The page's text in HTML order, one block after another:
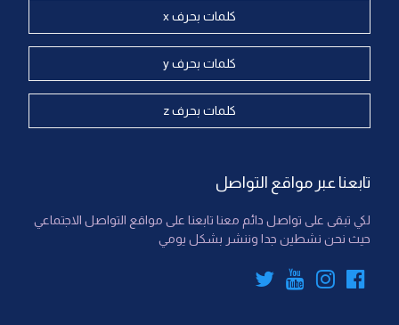
كلمات بحرف x
كلمات بحرف y
كلمات بحرف z
تابعنا عبر مواقع التواصل
لكي تبقى على تواصل دائم معنا تابعنا على مواقع التواصل الاجتماعي
حيث نحن نشطين جدا وننشر بشكل يومي